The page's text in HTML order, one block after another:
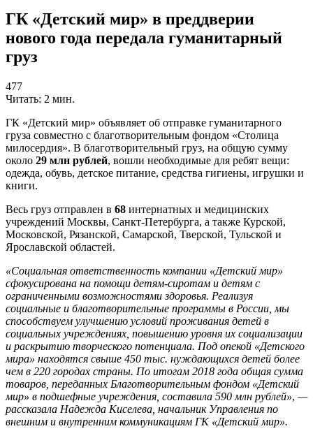
ГК «Детский мир» в преддверии
нового года передала гуманитарный
груз
477
Читать: 2 мин.
ГК «Детский мир» объявляет об отправке гуманитарного
груза совместно с благотворительным фондом «Столица
милосердия». В благотворительный груз, на общую сумму
около 29 млн рублей, вошли необходимые для ребят вещи:
одежда, обувь, детское питание, средства гигиены, игрушки и
книги.
Весь груз отправлен в 68 интернатных и медицинских
учреждений Москвы, Санкт-Петербурга, а также Курской,
Московской, Рязанской, Самарской, Тверской, Тульской и
Ярославской областей.
«Социальная ответственность компании «Детский мир»
сфокусирована на помощи детям-сиротам и детям с
ограниченными возможностями здоровья. Реализуя
социальные и благотворительные программы в России, мы
способствуем улучшению условий проживания детей в
социальных учреждениях, повышению уровня их социализации
и раскрытию творческого потенциала. Под опекой «Детского
мира» находятся свыше 450 тыс. нуждающихся детей более
чем в 220 городах страны. По итогам 2018 года общая сумма
товаров, переданных Благотворительным фондом «Детский
мир» в подшефные учреждения, составила 590 млн рублей», —
рассказала Надежда Киселева, начальник Управления по
внешним и внутренним коммуникациям ГК «Детский мир».